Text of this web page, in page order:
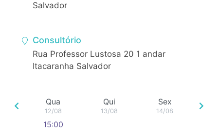
Salvador
Consultório
Rua Professor Lustosa 20 1 andar
Itacaranha Salvador
Qua
12/08
15:00
Qui
13/08
Sex
14/08